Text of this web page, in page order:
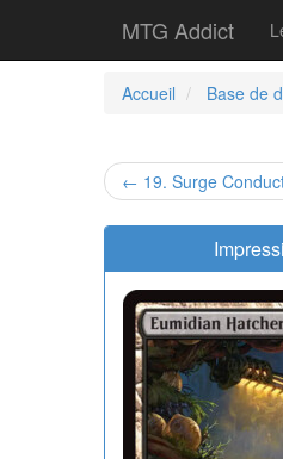
MTG Addict
Accueil
Base de
← 19. Surge